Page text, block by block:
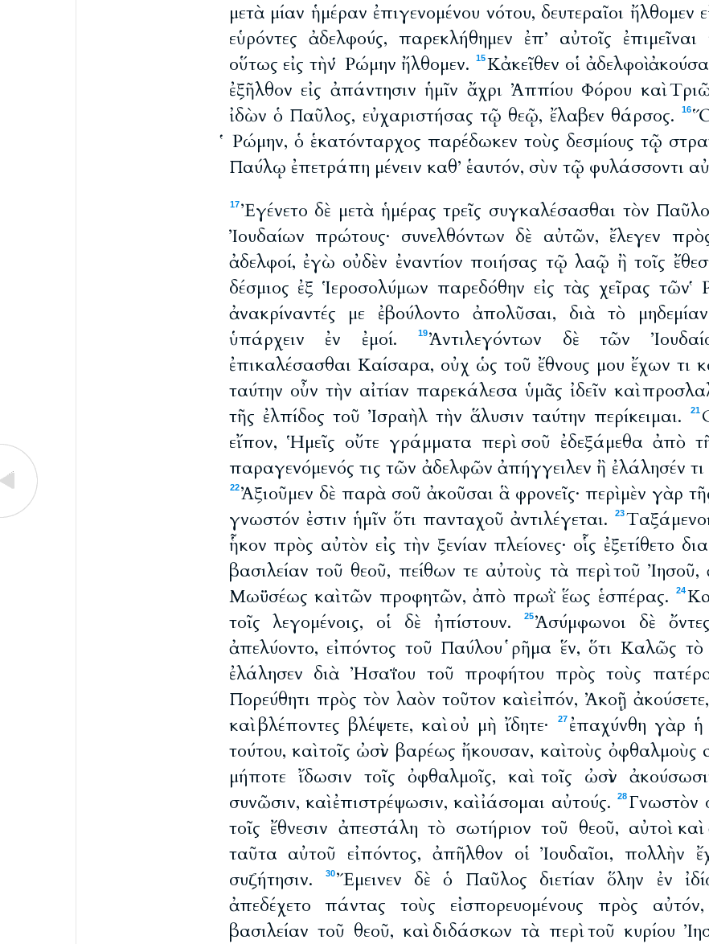
μετὰ μίαν ἡμέραν ἐπιγενομένου νότου, δευτεραῖοι ἤλθομεν
εὑρόντες ἀδελφούς, παρεκλήθημεν ἐπ’ αὐτοῖς
οὕτως εἰς τὴν Ῥώμην ἤλθομεν.
15Κἀκεῖθεν οἱ ἀδελφοὶ
ἐξῆλθον εἰς ἀπάντησιν ἡμῖν ἄχρι Ἀππίου Φόρου καὶ
ἰδὼν ὁ Παῦλος, εὐχαριστήσας τῷ θεῷ, ἔλαβεν θάρσος.
16
Ῥώμην, ὁ ἑκατόνταρχος παρέδωκεν τοὺς δεσμίους τῷ
Παύλῳ ἐπετράπη μένειν καθ’ ἑαυτόν, σὺν τῷ φυλάσσοντι
17 Ἐγένετο δὲ μετὰ ἡμέρας τρεῖς συγκαλέσασθαι τὸν
Ἰουδαίων πρώτους· συνελθόντων δὲ αὐτῶν, ἔλεγεν
ἀδελφοί, ἐγὼ οὐδὲν ἐναντίον ποιήσας τῷ λαῷ ἢ τοῖς
δέσμιος ἐξ Ἱεροσολύμων παρεδόθην εἰς τὰς χεῖρας τῶν
ἀνακρίναντές με ἐβούλοντο ἀπολῦσαι, διὰ τὸ
ὑπάρχειν ἐν ἐμοί.
19Ἀντιλεγόντων δὲ τῶν
ἐπικαλέσασθαι Καίσαρα, οὐχ ὡς τοῦ ἔθνους μου ἔχων τι
ταύτην οὖν τὴν αἰτίαν παρεκάλεσα ὑμᾶς ἰδεῖν καὶ
τῆς ἐλπίδος τοῦ Ἰσραὴλ τὴν ἅλυσιν ταύτην περίκειμαι.
21
εἴπον, Ἡμεῖς οὔτε γράμματα περὶ σοῦ ἐδεξάμεθα ἀπὸ
παραγενόμενός τις τῶν ἀδελφῶν ἀπήγγειλεν ἢ ἐλάλησέν
22 Ἀξιοῦμεν δὲ παρὰ σοῦ ἀκοῦσαι ἃ φρονεῖς· περὶ μὲν γὰρ
γνωστόν ἐστιν ἡμῖν ὅτι πανταχοῦ ἀντιλέγεται.
23
ἧκον πρὸς αὐτὸν εἰς τὴν ξενίαν πλείονες· οἷς ἐξετίθετο
βασιλείαν τοῦ θεοῦ, πείθων τε αὐτοὺς τὰ περὶ τοῦ
Μωϋσέως καὶ τῶν προφητῶν, ἀπὸ πρωῒ ἕως ἑσπέρας.
24
τοῖς λεγομένοις, οἱ δὲ ἠπίστουν.
25Ἀσύμφωνοι δὲ
ἀπελύοντο, εἰπόντος τοῦ Παύλου ῥῆμα ἕν, ὅτι Καλῶς
ἐλάλησεν διὰ Ἠσαΐου τοῦ προφήτου πρὸς τοὺς
Πορεύθητι πρὸς τὸν λαὸν τοῦτον καὶ εἰπόν, Ἀκοῇ
καὶ βλέποντες βλέψετε, καὶ οὐ μὴ ἴδητε·
27 ἐπαχύνθη γὰρ
τούτου, καὶ τοῖς ὠσὶν βαρέως ἤκουσαν, καὶ τοὺς
μήποτε ἴδωσιν τοῖς ὀφθαλμοῖς, καὶ τοῖς ὠσὶν
συνῶσιν, καὶ ἐπιστρέψωσιν, καὶ ἰάσομαι αὐτούς.
28 Γνωστὸν
τοῖς ἔθνεσιν ἀπεστάλη τὸ σωτήριον τοῦ θεοῦ, αὐτοὶ καὶ
ταῦτα αὐτοῦ εἰπόντος, ἀπῆλθον οἱ Ἰουδαῖοι, πολλὴν
συζήτησιν.
30Ἔμεινεν δὲ ὁ Παῦλος διετίαν ὅλην ἐν
ἀπεδέχετο πάντας τοὺς εἰσπορευομένους πρὸς αὐτόν,
βασιλείαν τοῦ θεοῦ, καὶ διδάσκων τὰ περὶ τοῦ κυρίου